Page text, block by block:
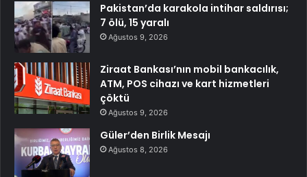
Pakistan’da karakola intihar saldırısı;
7 ölü, 15 yaralı
Ağustos 9, 2026
Ziraat Bankası’nın mobil bankacılık,
ATM, POS cihazı ve kart hizmetleri
çöktü
Ağustos 9, 2026
Güler’den Birlik Mesajı
Ağustos 8, 2026